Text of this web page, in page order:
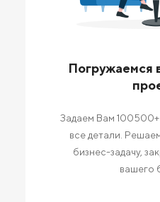
Погружаемся
Задаем Вам
все детали.
бизнес-задачу,
вашего